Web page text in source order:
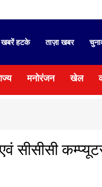
खबरें हटके ताज़ा खबर
मनोरंजन खेल
सीसीसी